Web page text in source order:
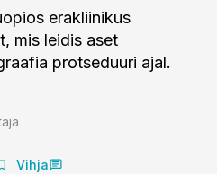
erakliinikus
mis leidis aset
protseduuri ajal.
Vihja